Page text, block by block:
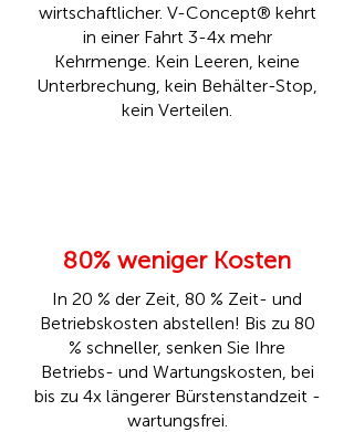
wirtschaftlicher. V-Concept® kehrt
in einer Fahrt 3-4x mehr
Kehrmenge. Kein Leeren, keine
Unterbrechung, kein Behälter-Stop,
kein Verteilen.
80% weniger Kosten
In 20 % der Zeit, 80 % Zeit- und
Betriebskosten abstellen! Bis zu 80
% schneller, senken Sie Ihre
Betriebs- und Wartungskosten, bei
bis zu 4x längerer Bürstenstandzeit -
wartungsfrei.